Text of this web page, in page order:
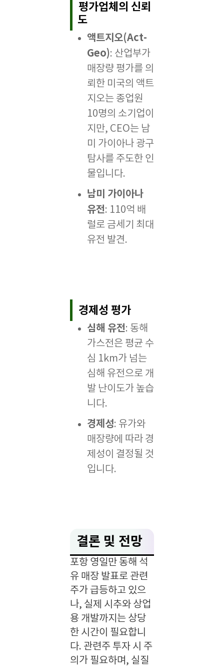
평가업체의 신뢰
도
액트지오(Act-
Geo): 산업부가
매장량 평가를 의
뢰한 미국의 액트
지오는 종업원
10명의 소기업이
지만, CEO는 남
미 가이아나 광구
탐사를 주도한 인
물입니다.
남미 가이아나
유전: 110억 배
럴로 금세기 최대
유전 발견.
경제성 평가
심해 유전: 동해
가스전은 평균 수
심 1km가 넘는
심해 유전으로 개
발 난이도가 높습
니다.
경제성: 유가와
매장량에 따라 경
제성이 결정될 것
입니다.
결론 및 전망
포항 영일만 동해 석
유 매장 발표로 관련
주가 급등하고 있으
나, 실제 시추와 상업
용 개발까지는 상당
한 시간이 필요합니
다. 관련주 투자 시 주
의가 필요하며, 실질